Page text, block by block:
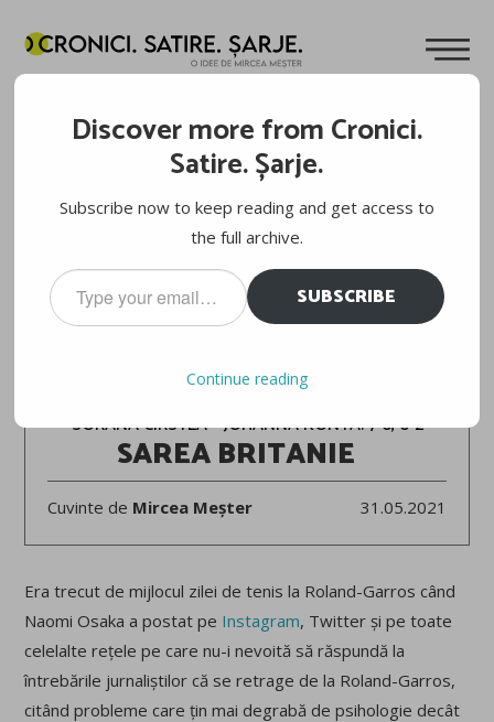
SORANA CÎRSTEA – JOHANNA KONTA: 7-6, 6-2
SAREA BRITANIE
Cuvinte de Mircea Meșter 31.05.2021
Era trecut de mijlocul zilei de tenis la Roland-Garros când
Naomi Osaka a postat pe Instagram, Twitter și pe toate
celelalte rețele pe care nu-i nevoită să răspundă la
întrebările jurnaliștilor că se retrage de la Roland-Garros,
citând probleme care țin mai degrabă de psihologie decât
Discover more from Cronici.
Satire. Șarje.
Subscribe now to keep reading and get access to
the full archive.
Type
your
email…
SUBSCRIBE
Continue reading